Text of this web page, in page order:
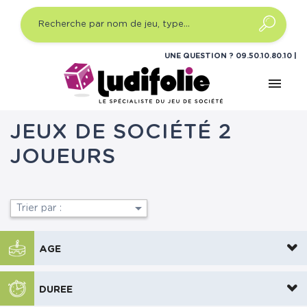
UNE QUESTION ? 09.50.10.80.10
menu
Jeux de société Avec qui ?
société 2 joueurs
JEUX DE SOCIÉTÉ 2
JOUEURS
Trier par : 
AGE
DUREE